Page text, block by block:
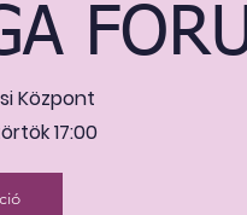
Központ
17:00